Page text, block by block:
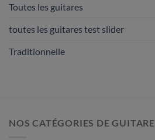
Toutes les guitares
toutes les guitares test slider
Traditionnelle
NOS CATÉGORIES DE GUITARE